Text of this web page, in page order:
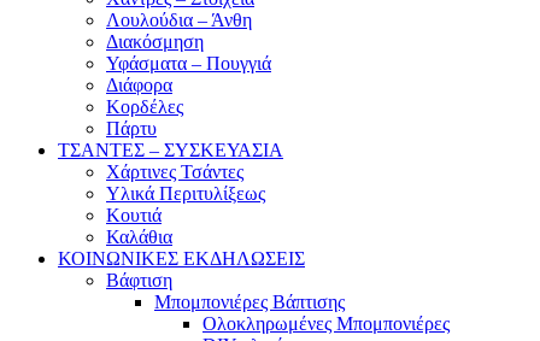
Λουλούδια – Άνθη
Διακόσμηση
Υφάσματα – Πουγγιά
Διάφορα
Κορδέλες
Πάρτυ
ΤΣΑΝΤΕΣ – ΣΥΣΚΕΥΑΣΙΑ
Χάρτινες Τσάντες
Υλικά Περιτυλίξεως
Κουτιά
Καλάθια
ΚΟΙΝΩΝΙΚΕΣ ΕΚΔΗΛΩΣΕΙΣ
Βάφτιση
Μπομπονιέρες Βάπτισης
Ολοκληρωμένες Μπομπονιέρες